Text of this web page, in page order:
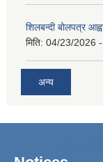
शिलबन्दी बोलपत्र
मिति: 04/23/2026
अन्य